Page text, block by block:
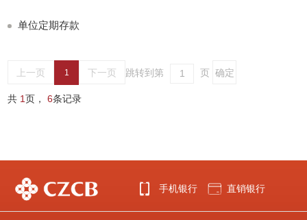
单位定期存款
上一页 1 下一页 跳转到第 页
共 1页，6条记录
手机银行 直销银行